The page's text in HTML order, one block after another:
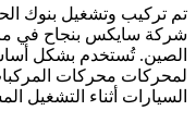
تم تركيب وتشغيل بنوك
شركة سايكس بنجاح في
الصين. تُستخدم بشكل
لمحركات محركات
السيارات أثناء التشغيل